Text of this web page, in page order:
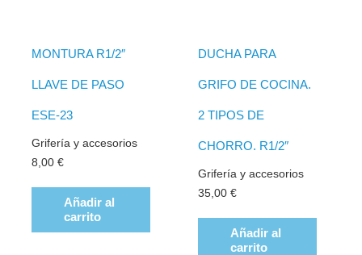
MONTURA R1/2″
LLAVE DE PASO
ESE-23
Grifería y accesorios
8,00€
Añadir al
carrito
DUCHA PARA
GRIFO DE COCINA.
2 TIPOS DE
CHORRO. R1/2″
Grifería y accesorios
35,00 €
Añadir al
carrito